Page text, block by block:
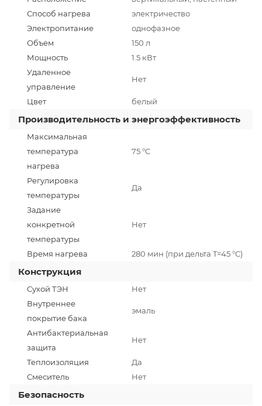
Способ нагрева
электричество
Электропитание
однофазное
Объем
150 л
Мощность
1.5 кВт
Удаленное
управление
Нет
Цвет белый
Производительность и энергоэффективность
Максимальная
температура
нагрева
75 °C
Регулировка
температуры
Да
Задание
конкретной
температуры
Нет
Время нагрева 280 мин (при дельта T=45 °C)
Конструкция
Сухой ТЭН
Нет
Внутреннее
покрытие бака
эмаль
Антибактериальная
защита
Нет
Теплоизоляция
Да
Смеситель
Нет
Безопасность